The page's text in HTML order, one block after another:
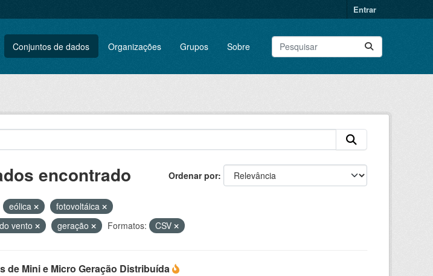
Entrar
Conjuntos de dados Organizações Grupos Sobre
Ordenar por
encontrado
eólica
fotovoltáica
vento geração Formatos: CSV
de Mini e Micro Geração Distribuída